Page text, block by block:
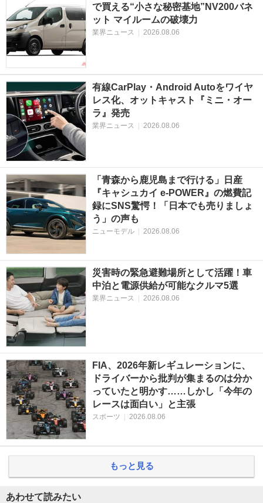
で買える“小さな秘密基地”NV200バネ
ット マイルームの破壊力
業界ニュース 2026.08.06
有線CarPlay・Android Autoをワイヤ
レス化、オットキャスト『ミニ・オー
ラ』発売
業界ニュース 2026.08.06
「青森から鹿児島まで行ける」日産
『キャシュカイ e-POWER』の燃費記
録にSNS驚愕！「日本でも売りましょ
う」の声も
ニューモデル 2026.08.06
災害時の緊急避難場所として活躍！車
中泊と電源供給が可能なクルマ5選
業界ニュース 2026.08.06
FIA、2026年新レギュレーションに、
ドライバーから批判が集まるのは分か
っていたと明かす……しかし「今年の
レースは面白い」と主張
スポーツ 2026.08.06
もっと見る
あわせて読みたい